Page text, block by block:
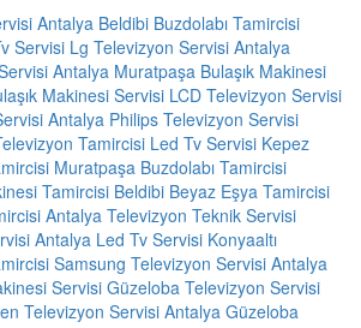
Antalya Beldibi Buzdolabı Tamircisi
Servisi Lg Televizyon Servisi Antalya
Antalya Muratpaşa Bulaşık Makinesi
Makinesi Servisi LCD Televizyon Servisi
Antalya Philips Televizyon Servisi
Tamircisi Led Tv Servisi Kepez
Muratpaşa Buzdolabı Tamircisi
Tamircisi Beldibi Beyaz Eşya Tamircisi
Antalya Televizyon Teknik Servisi
Antalya Led Tv Servisi Konyaaltı
Samsung Televizyon Servisi Antalya
Servisi Güzeloba Televizyon Servisi
Televizyon Servisi Antalya Güzeloba